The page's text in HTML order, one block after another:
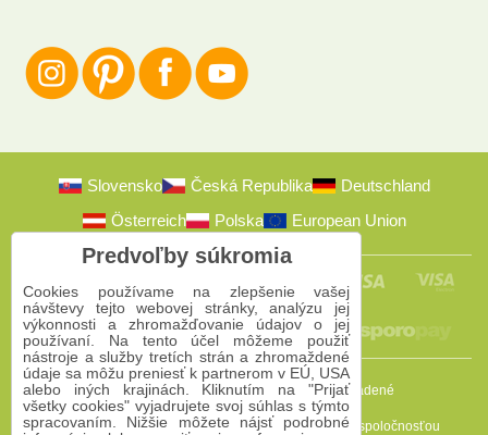
Slovensko Česká Republika
Deutschland
Österreich
Polska European Union
2009-2026 © Bomba s.r.o.Všetky práva vyhradené
Táto stránka je chránená programom reCAPTCHA a spoločnosťou
Predvoľby súkromia
Cookies používame na zlepšenie vašej
návštevy tejto webovej stránky, analýzu jej
výkonnosti a zhromažďovanie údajov o jej
používaní. Na tento účel môžeme použiť
nástroje a služby tretích strán a zhromaždené
údaje sa môžu preniesť k partnerom v EÚ, USA
alebo iných krajinách. Kliknutím na "Prijať
všetky cookies" vyjadrujete svoj súhlas s týmto
spracovaním. Nižšie môžete nájsť podrobné